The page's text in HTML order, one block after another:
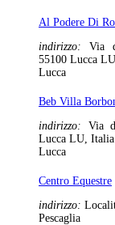
Al Podere Di
indirizzo:Via
55100 Lucca
Lucca
Beb Villa
indirizzo: Via
Lucca LU, Italia
Lucca
Centro Equestre
indirizzo:
Pescaglia